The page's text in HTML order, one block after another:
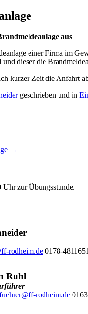
aus
einer Firma im
dieser die
kurzer Zeit die Anfahrt
geschrieben und in
→
zur Übungsstunde.
rodheim.de0178-4811651
Ruhl
rodheim.de0163